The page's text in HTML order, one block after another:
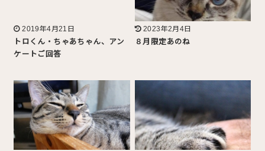
2019年4月21日
トロくん・ちゃあちゃん、アン
ケートご回答
2023年2月4日
８月限定あのね